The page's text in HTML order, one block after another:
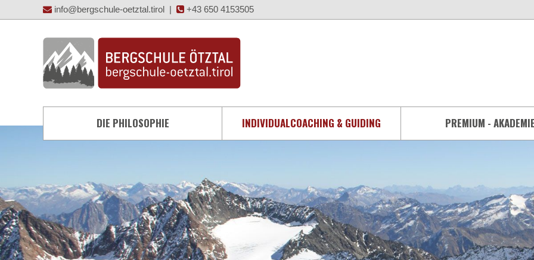
info@bergschule-oetztal.tirol | +43 650 4153505
DIE PHILOSOPHIE INDIVIDUALCOACHING & GUIDING PREMIUM - AKADEMIE